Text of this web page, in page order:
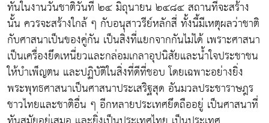
ทันในงานวันชาติวันที่ ๒๔ มิถุนายน ๒๔๘๔ สถานที่จะสร้าง
นั้น ควรจะสร้างใกล้ ๆ กับอนุสาวรีย์หลักสี่ ทั้งนี้มีเหตุผลว่าชาติ
กับศาสนาเป็นของคู่กัน เป็นสิ่งที่แยกจากกันไม่ได้ เพราะศาสนา
เป็นเครื่องยึดเหนี่ยวและกล่อมเกลาอุปนิสัยและน้ำใจประชาชน
ให้บำเพ็ญตน และปฏิบัติในสิ่งที่ดีที่ชอบ โดยเฉพาะอย่างยิ่ง
พระพุทธศาสนาเป็นศาสนาประเสริฐสุด อันมวลประชาราษฎร
ชาวไทยและชาติอื่น ๆ อีกหลายประเทศยึดถืออยู่ เป็นศาสนาที่